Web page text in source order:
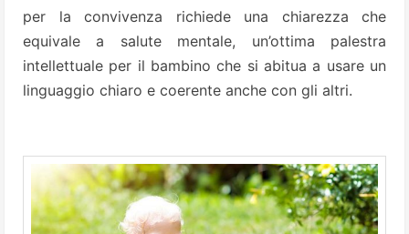
per la convivenza richiede una chiarezza che
equivale a salute mentale, un’ottima palestra
intellettuale per il bambino che si abitua a usare un
linguaggio chiaro e coerente anche con gli altri.